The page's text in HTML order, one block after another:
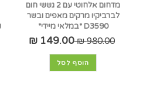
מדחום אלחוטי עם 2 גששי חום
לברביקיו מרקים מאפים ובשר
D3590 *במלאי מיידי*
980.00 ₪
149.00 ₪
הוסף לסל